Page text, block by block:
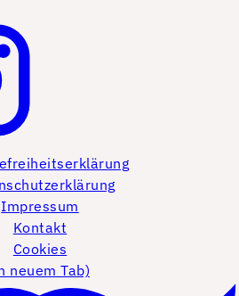
Impressum
Kontakt
Cookies
neuem Tab)